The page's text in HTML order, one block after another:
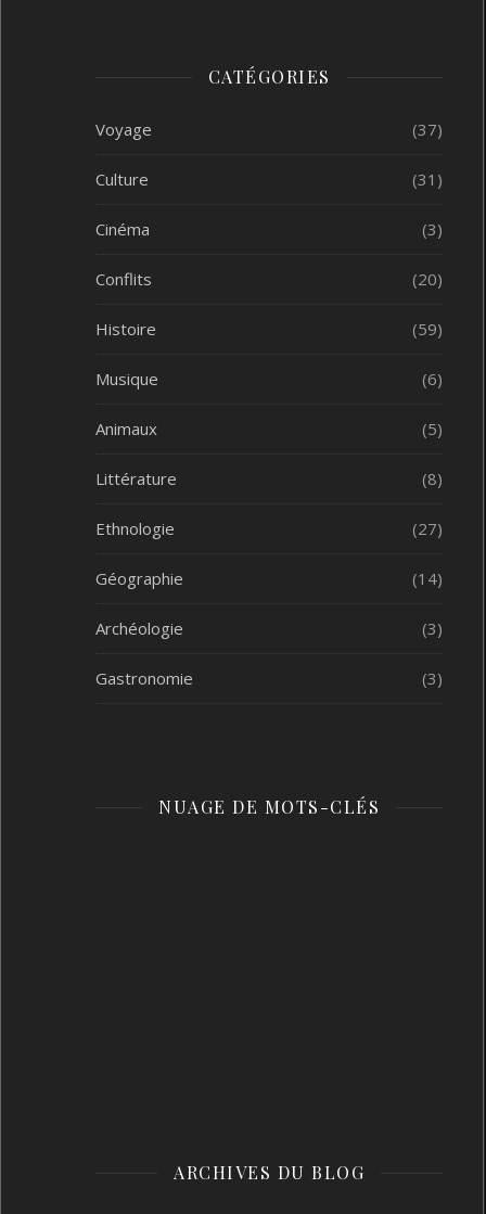
CATÉGORIES
Voyage (37)
Culture (31)
Cinéma (3)
Conflits (20)
Histoire (59)
Musique (6)
Animaux (5)
Littérature (8)
Ethnologie (27)
Géographie (14)
Archéologie (3)
Gastronomie (3)
NUAGE DE MOTS-CLÉS
ARCHIVES DU BLOG